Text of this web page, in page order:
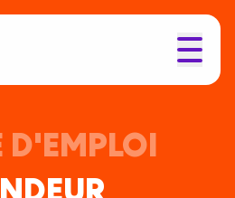
D'EMPLOI